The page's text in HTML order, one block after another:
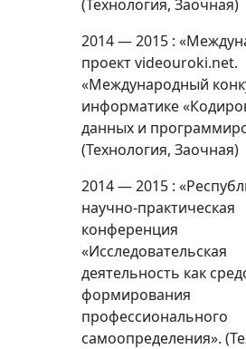
(Технология, Заочная)
2014 — 2015 :
проект videouroki.net.
«Международный
информатике
данных и
(Технология, Заочная)
2014 — 2015 :
научно-практическая
конференция
«Исследовательская
деятельность как
формирования
профессионального
самоопределения».